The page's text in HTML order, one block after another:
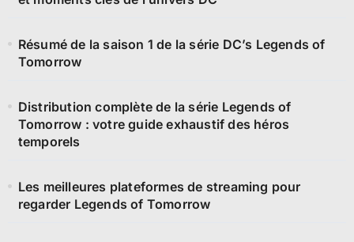
Résumé de la saison 1 de la série DC’s Legends of
Tomorrow
Distribution complète de la série Legends of
Tomorrow : votre guide exhaustif des héros
temporels
Les meilleures plateformes de streaming pour
regarder Legends of Tomorrow